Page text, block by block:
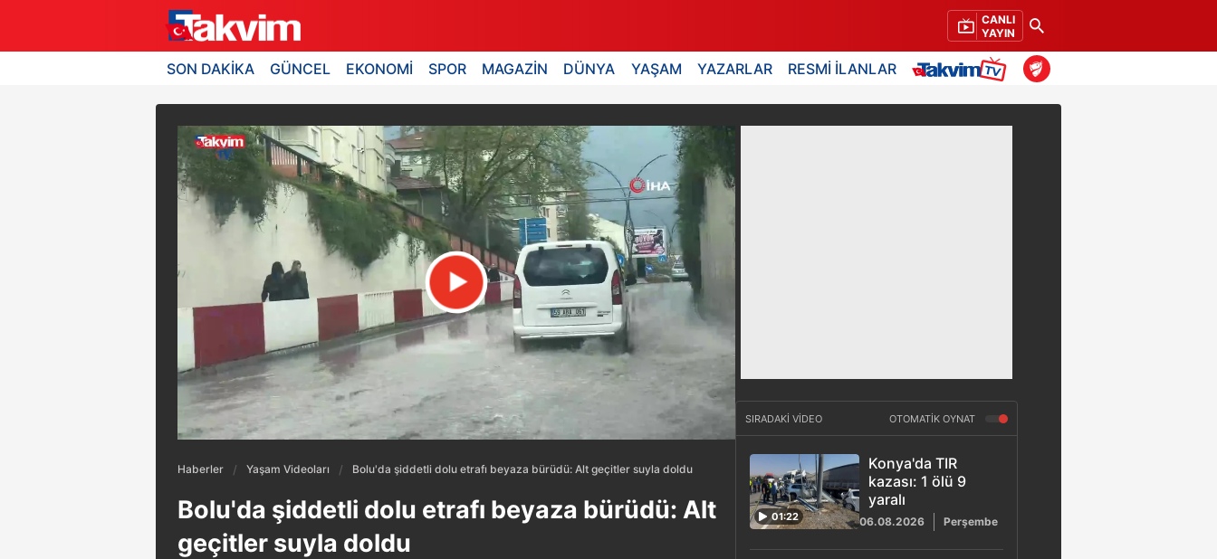
CANLI
YAYIN
SON DAKİKA GÜNCEL EKONOMİ SPOR MAGAZİN DÜNYA YAŞAM YAZARLAR RESMİ İLANLAR
Haberler Yaşam Videoları Bolu'da şiddetli dolu etrafı beyaza bürüdü: Alt geçitler suyla doldu
Bolu'da şiddetli dolu etrafı beyaza bürüdü: Alt
geçitler suyla doldu
SIRADAKİ VİDEO OTOMATİK OYNAT
01:22
Konya'da TIR
kazası: 1 ölü 9
yaralı
06.08.2026 Perşembe